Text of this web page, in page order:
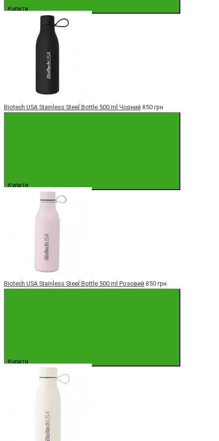
Купити
Biotech USA Stainless Steel Bottle 500 ml Чорний 850 грн
Купити
Biotech USA Stainless Steel Bottle 500 ml Розовий 850 грн
Купити